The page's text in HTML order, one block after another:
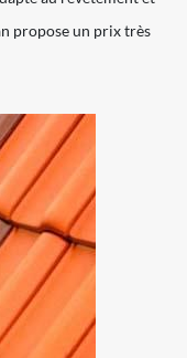
propose un prix très